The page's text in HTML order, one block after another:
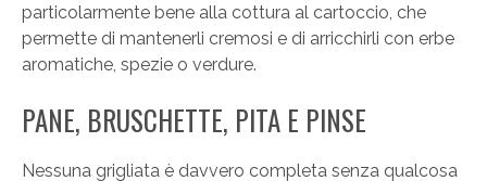
particolarmente bene alla cottura al cartoccio, che
permette di mantenerli cremosi e di arricchirli con erbe
aromatiche, spezie o verdure.
PANE, BRUSCHETTE, PITA E PINSE
Nessuna grigliata è davvero completa senza qualcosa